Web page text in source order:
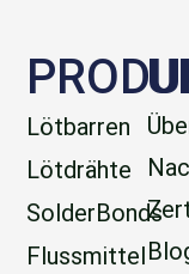
Lötbarren
Lötdrähte
SolderBonds
Flussmittel